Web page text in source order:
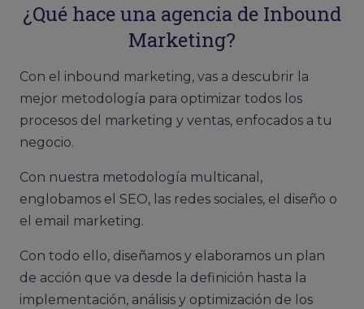
¿Qué hace una agencia de Inbound
Marketing?
Con el inbound marketing, vas a descubrir la
mejor metodología para optimizar todos los
procesos del marketing y ventas, enfocados a tu
negocio.
Con nuestra metodología multicanal,
englobamos el SEO, las redes sociales, el diseño o
el email marketing.
Con todo ello, diseñamos y elaboramos un plan
de acción que va desde la definición hasta la
implementación, análisis y optimización de los